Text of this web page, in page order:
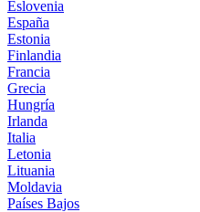
Eslovenia
España
Estonia
Finlandia
Francia
Grecia
Hungría
Irlanda
Italia
Letonia
Lituania
Moldavia
Países Bajos